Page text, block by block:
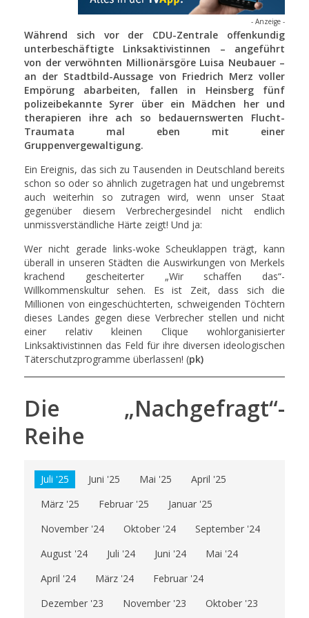
- Anzeige -
Während sich vor der CDU-Zentrale offenkundig
unterbeschäftigte Linksaktivistinnen – angeführt
von der verwöhnten Millionärsgöre Luisa Neubauer –
an der Stadtbild-Aussage von Friedrich Merz voller
Empörung abarbeiten, fallen in Heinsberg fünf
polizeibekannte Syrer über ein Mädchen her und
therapieren ihre ach so bedauernswerten Flucht-
Traumata mal eben mit einer
Gruppenvergewaltigung.
Ein Ereignis, das sich zu Tausenden in Deutschland bereits
schon so oder so ähnlich zugetragen hat und ungebremst
auch weiterhin so zutragen wird, wenn unser Staat
gegenüber diesem Verbrechergesindel nicht endlich
unmissverständliche Härte zeigt! Und ja:
Wer nicht gerade links-woke Scheuklappen trägt, kann
überall in unseren Städten die Auswirkungen von Merkels
krachend gescheiterter „Wir schaffen das“-
Willkommenskultur sehen. Es ist Zeit, dass sich die
Millionen von eingeschüchterten, schweigenden Töchtern
dieses Landes gegen diese Verbrecher stellen und nicht
einer relativ kleinen Clique wohlorganisierter
Linksaktivistinnen das Feld für ihre diversen ideologischen
Täterschutzprogramme überlassen! (pk)
Die „Nachgefragt“-
Reihe
Juli '25 Juni '25 Mai '25
April '25
März '25
Februar '25
Januar '25
November '24
Oktober '24
September '24
August '24
Juli '24 Juni '24
Mai '24
April '24
März '24
Februar '24
Dezember '23
November '23
Oktober '23